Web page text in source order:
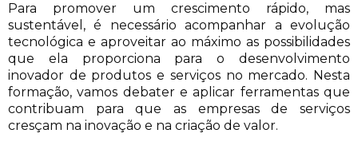
Para promover um crescimento rápido, mas
sustentável, é necessário acompanhar a evolução
tecnológica e aproveitar ao máximo as possibilidades
que ela proporciona para o desenvolvimento
inovador de produtos e serviços no mercado. Nesta
formação, vamos debater e aplicar ferramentas que
contribuam para que as empresas de serviços
cresçam na inovação e na criação de valor.